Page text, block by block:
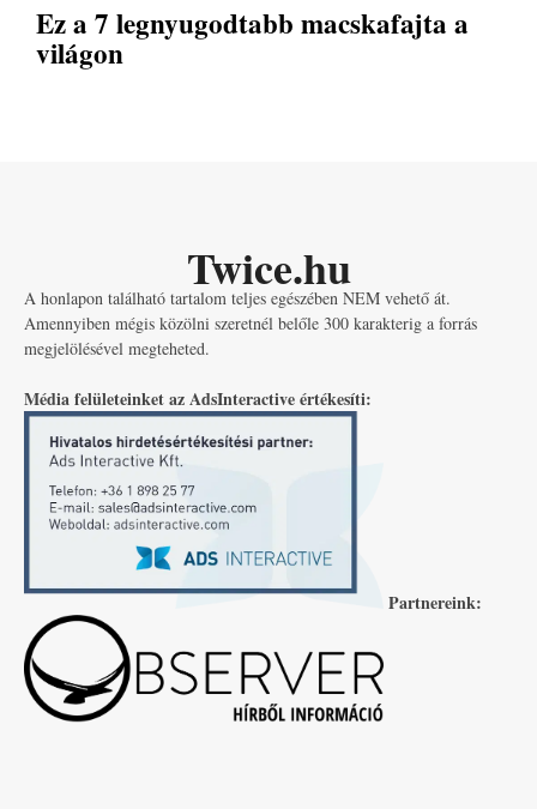
Ez a 7 legnyugodtabb macskafajta a
világon
Twice.hu
A honlapon található tartalom teljes egészében NEM vehető át.
Amennyiben mégis közölni szeretnél belőle 300 karakterig a forrás
megjelölésével megteheted.
Média felületeinket az AdsInteractive értékesíti:
Partnereink: